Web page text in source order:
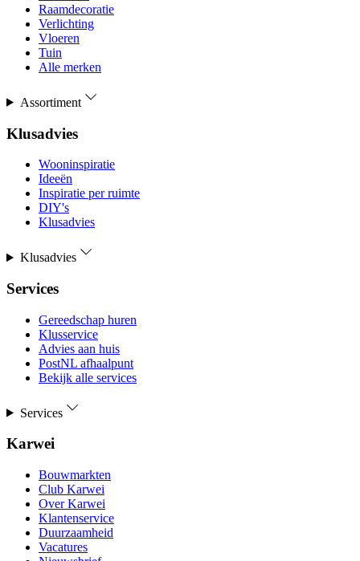
Raamdecoratie
Verlichting
Vloeren
Tuin
Alle merken
Assortiment
Klusadvies
Wooninspiratie
Ideeën
Inspiratie per ruimte
DIY's
Klusadvies
Klusadvies
Services
Gereedschap huren
Klusservice
Advies aan huis
PostNL afhaalpunt
Bekijk alle services
Services
Karwei
Bouwmarkten
Club Karwei
Over Karwei
Klantenservice
Duurzaamheid
Vacatures